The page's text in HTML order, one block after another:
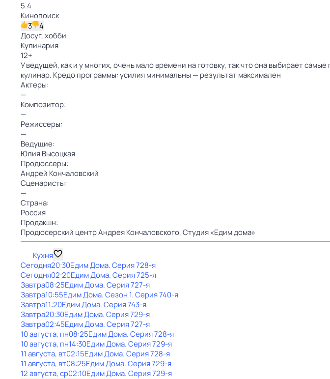
5.4
Кинопоиск
3
4
Досуг, хобби
Кулинария
12+
У ведущей, как и у многих, очень мало времени на готовку, так что она выбирает
кулинар. Кредо программы: усилия минимальны — результат максимален
Актеры:
—
Композитор:
—
Режиссеры:
—
Ведущие:
Юлия Высоцкая
Продюссеры:
Андрей Кончаловский
Сценаристы:
—
Страна:
Россия
Продакшн:
Продюсерский центр Андрея Кончаловского,Студия «Едим дома»
Кухня
Сегодня20:30Едим Дома. Серия 728-я
Сегодня02:20Едим Дома. Серия 725-я
Завтра08:25Едим Дома. Серия 727-я
Завтра10:55Едим Дома. Сезон 1. Серия 740-я
Завтра11:20Едим Дома. Серия 743-я
Завтра20:30Едим Дома. Серия 729-я
Завтра02:45Едим Дома. Серия 727-я
10 августа, пн08:25Едим Дома. Серия 728-я
10 августа, пн14:30Едим Дома. Серия 729-я
11 августа, вт02:15Едим Дома. Серия 728-я
11 августа, вт08:25Едим Дома. Серия 729-я
12 августа, ср02:10Едим Дома. Серия 729-я